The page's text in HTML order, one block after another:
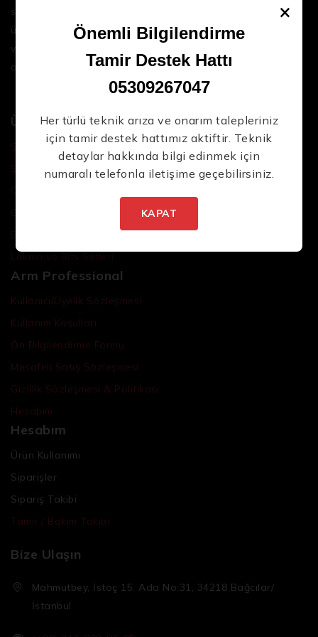
sektördeki en son teknolojileri ve yüksek kaliteli
ürünleri bir araya getirerek iş süreçlerinizi daha
verimli ve sorunsuz hale getirmenize yardımcı
oluyoruz.
Ürünler
Şarjlı El Aletleri
Şarjlı Led Lambalar
Özel Tasarım El Aletleri
Cırcır Kolları
Batarya ve Adaptörler
Lokma ve Bits Setleri
Arm Professional
Kullanıcı/Üyelik Sözleşmesi
Kullanım Koşulları
Ön Bilgilendirme Formu
Mesafeli Satış Sözleşmesi
Gizlilik Sözleşmesi & Politikası
Hesabım
Hesabım
Ürün Kullanımı
Siparişler
Sipariş Takibi
Tamir / Bakım Takibi
Bize Ulaşın
Mahmutbey, İstoç 15. Ada No:31, 34218 Bağcılar/
İstanbul
×
Önemli Bilgilendirme
Tamir Destek Hattı
05309267047
Her türlü teknik arıza ve onarım talepleriniz
için tamir destek hattımız aktiftir. Teknik
detaylar hakkında bilgi edinmek için
numaralı telefonla iletişime geçebilirsiniz.
KAPAT